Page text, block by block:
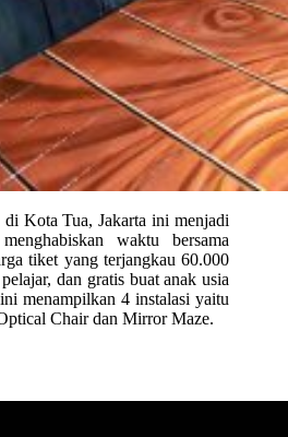
Kota Tua, Jakarta ini menjadi
waktu bersama
tiket yang terjangkau 60.000
dan gratis buat anak usia
menampilkan 4 instalasi yaitu
Chair dan Mirror Maze.